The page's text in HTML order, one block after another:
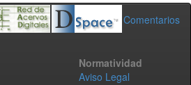
Comentarios
Normatividad
Aviso Legal